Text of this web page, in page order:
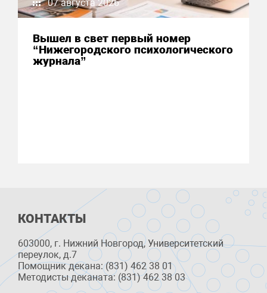
07 августа 2026
Вышел в свет первый номер
“Нижегородского психологического
журнала”
КОНТАКТЫ
603000, г. Нижний Новгород, Университетский
переулок, д.7
Помощник декана: (831) 462 38 01
Методисты деканата: (831) 462 38 03